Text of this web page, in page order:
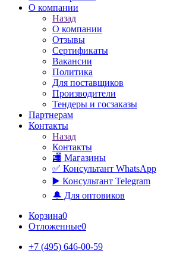
О компании
Назад
О компании
Отзывы
Сертификаты
Вакансии
Политика
Для поставщиков
Производители
Тендеры и госзаказы
Партнерам
Контакты
Назад
Контакты
🏬 Магазины
✅️ Консультант WhatsApp
▶️ Консультант Telegram
🔔 Для оптовиков
Корзина0
Отложенные0
+7 (495) 646-00-59